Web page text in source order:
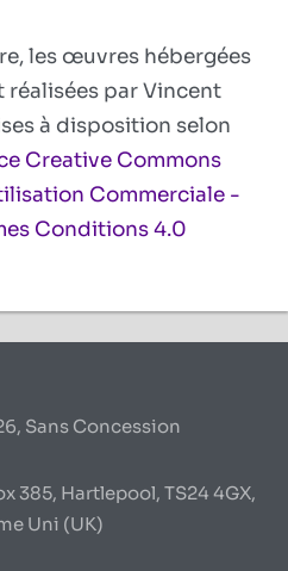
les œuvres hébergées
réalisées par Vincent
à disposition selon
Creative Commons
Commerciale -
Conditions 4.0
Sans Concession
385, Hartlepool, TS24 4GX,
Uni (UK)